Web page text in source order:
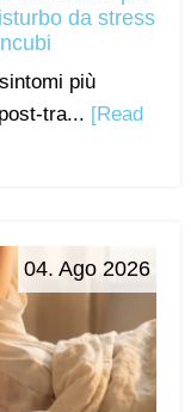
da stress
più
tra... [Read
04. Ago 2026